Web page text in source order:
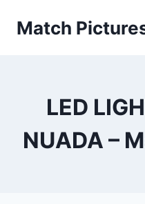
Match
LED
NUADA –